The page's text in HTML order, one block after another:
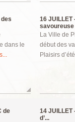
dans le
16 JUILLET
savoureuse
La Ville de
début des
Plaisirs
de
14 JUILLET
d’...